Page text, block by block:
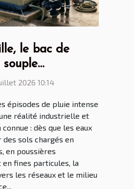
le bac de
la gestion des
2026 10:14
épisodes de pluie intense
réalité industrielle et
: dès que les eaux
sols chargés en
en poussières
en fines particules, la
les réseaux et le milieu